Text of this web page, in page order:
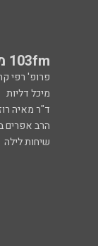
103fm מייעצים
פרופ' רפי
מיכל דליות
ד"ר מאיה
הרב אפרים
שיחות לילה